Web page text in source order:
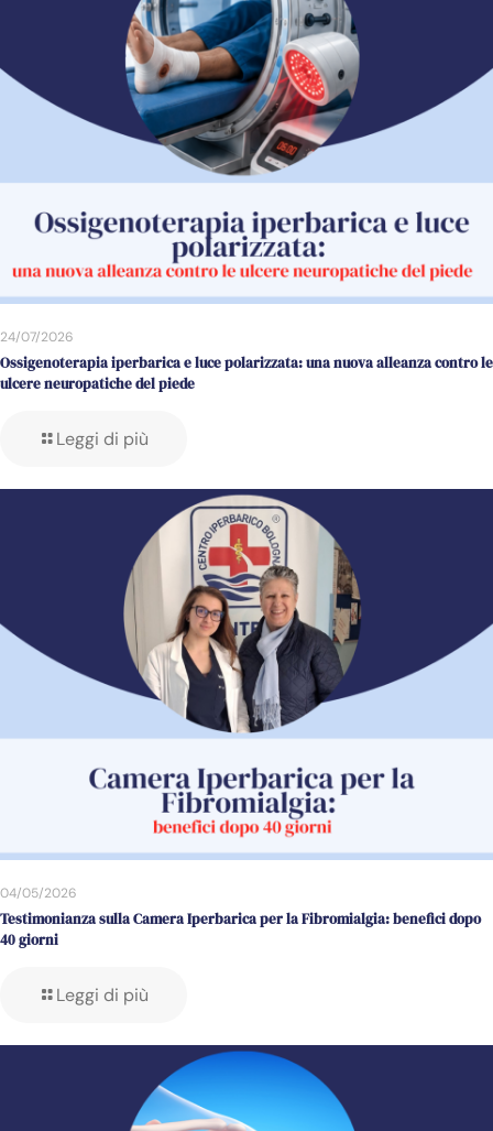
24/07/2026
Ossigenoterapia iperbarica e luce polarizzata: una nuova alleanza contro le
ulcere neuropatiche del piede
Leggi di più
04/05/2026
Testimonianza sulla Camera Iperbarica per la Fibromialgia: benefici dopo
40 giorni
Leggi di più